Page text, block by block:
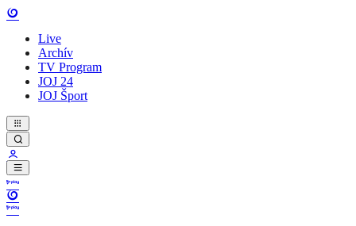
Live
Archív
TV Program
JOJ 24
JOJ Šport